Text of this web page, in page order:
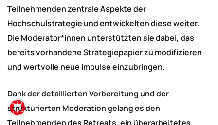
Teilnehmenden zentrale Aspekte der
Hochschulstrategie und entwickelten diese weiter.
Die Moderator*innen unterstützten sie dabei, das
bereits vorhandene Strategiepapier zu modifizieren
und wertvolle neue Impulse einzubringen.
Dank der detaillierten Vorbereitung und der
strukturierten Moderation gelang es den
Teilnehmenden des Retreats, ein überarbeitetes